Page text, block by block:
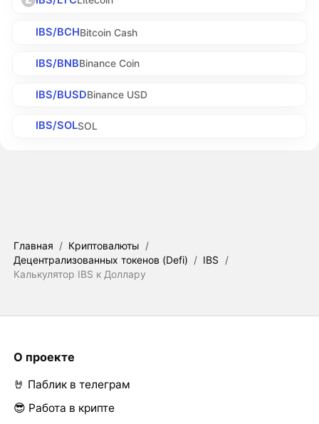
IBS/BCHBitcoin Cash
IBS/BNBBinance Coin
IBS/BUSDBinance USD
IBS/SOLSOL
Главная / Криптовалюты /
Децентрализованных токенов (Defi) / IBS
/
Калькулятор IBS к Доллару
О проекте
🤘 Паблик в телеграм
😎 Работа в крипте